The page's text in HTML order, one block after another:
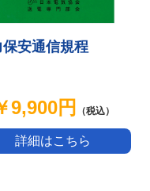
保安通信規程
9,900円 （税込）
詳細はこちら